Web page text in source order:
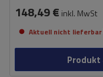
148,49 € inkl. MwSt
Aktuell nicht lieferbar
Produkt